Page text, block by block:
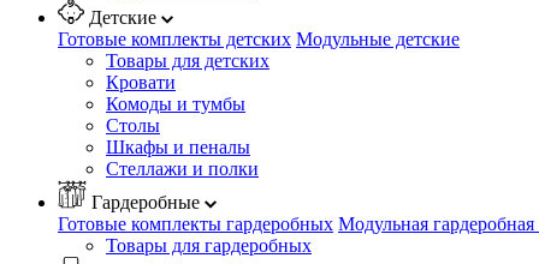
Детские
Готовые комплекты детских Модульные детские
Товары для детских
Кровати
Комоды и тумбы
Столы
Шкафы и пеналы
Стеллажи и полки
Гардеробные
Готовые комплекты гардеробных Модульная
Товары для гардеробных